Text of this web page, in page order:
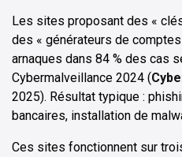
Les sites proposant des «
des « générateurs de
arnaques dans 84 % des cas
Cybermalveillance 2024 (
2025). Résultat typique :
bancaires, installation de
Ces sites fonctionnent sur